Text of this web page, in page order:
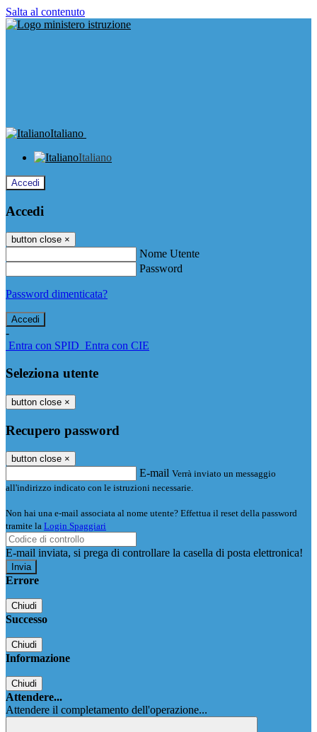
Salta al contenuto
Italiano
Italiano
Accedi
Accedi
button close ×
Nome Utente
Password
Password dimenticata?
-
Entra con SPID Entra con CIE
Seleziona utente
button close ×
Recupero password
button close ×
E-mail Verrà inviato un messaggio
all'indirizzo indicato con le istruzioni necessarie.
Non hai una e-mail associata al nome utente? Effettua il reset della password
tramite la Login Spaggiari
E-mail inviata, si prega di controllare la casella di posta elettronica!
Errore
Chiudi
Successo
Chiudi
Informazione
Chiudi
Attendere...
Attendere il completamento dell'operazione...